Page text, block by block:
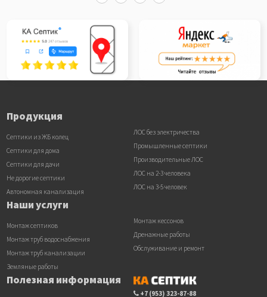
Продукция
Септики из ЖБ колец
Септики для дома
Септики для дачи
Не дорогие септики
Автономная канализация
ЛОС без электричества
Промышленные септики
Производительные ЛОС
ЛОС на 2-3 человека
ЛОС на 3-5 человек
Наши услуги
Монтаж септиков
Монтаж труб водоснабжения
Монтаж труб канализации
Земляные работы
Монтаж кессонов
Дренажные работы
Обслуживание и ремонт
Полезная информация
+7 (953) 323-87-88